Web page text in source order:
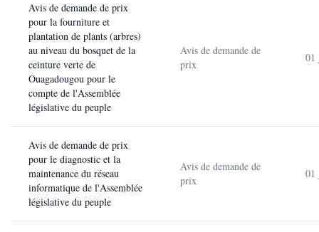
Avis de demande de prix
pour la fourniture et
plantation de plants (arbres)
au niveau du bosquet de la
ceinture verte de
Ouagadougou pour le
compte de l'Assemblée
législative du peuple
Avis de demande de
prix
01
Avis de demande de prix
pour le diagnostic et la
maintenance du réseau
informatique de l'Assemblée
législative du peuple
Avis de demande de
prix
01